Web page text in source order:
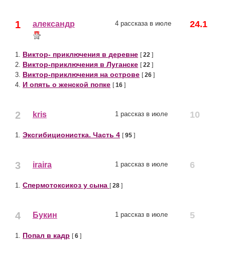
1 александр 4 рассказа в июле 24.1
1. Виктор- приключения в деревне [22 ]
2. Виктор-приключения в Луганске [22 ]
3. Виктор-приключения на острове [26 ]
4. И опять о женской попке [16 ]
2 kris 1 рассказ в июле 10
1. Эксгибиционистка. Часть 4 [95 ]
3 iraira 1 рассказ в июле 6
1. Спермотоксикоз у сына [28 ]
4 Букин 1 рассказ в июле 5
1. Попал в кадр [6 ]